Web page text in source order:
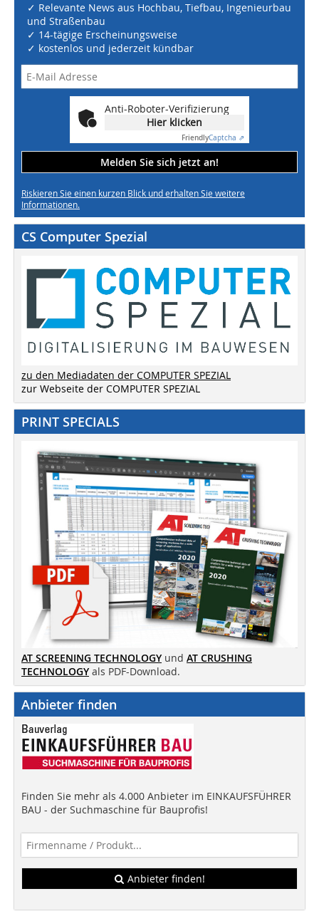
✓ Relevante News aus Hochbau, Tiefbau, Ingenieurbau
und Straßenbau
✓ 14-tägige Erscheinungsweise
✓ kostenlos und jederzeit kündbar
Anti-Roboter-Verifizierung
Hier klicken
FriendlyCaptcha ⇗
Melden Sie sich jetzt an!
Riskieren Sie einen kurzen Blick und erhalten Sie weitere
Informationen.
CS Computer Spezial
zu den Mediadaten der COMPUTER SPEZIAL
zur Webseite der COMPUTER SPEZIAL
PRINT SPECIALS
AT SCREENING TECHNOLOGY und AT CRUSHING
TECHNOLOGY als PDF-Download.
Anbieter finden
Finden Sie mehr als 4.000 Anbieter im EINKAUFSFÜHRER
BAU - der Suchmaschine für Bauprofis!
Anbieter finden!